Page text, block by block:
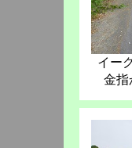
イー
金指